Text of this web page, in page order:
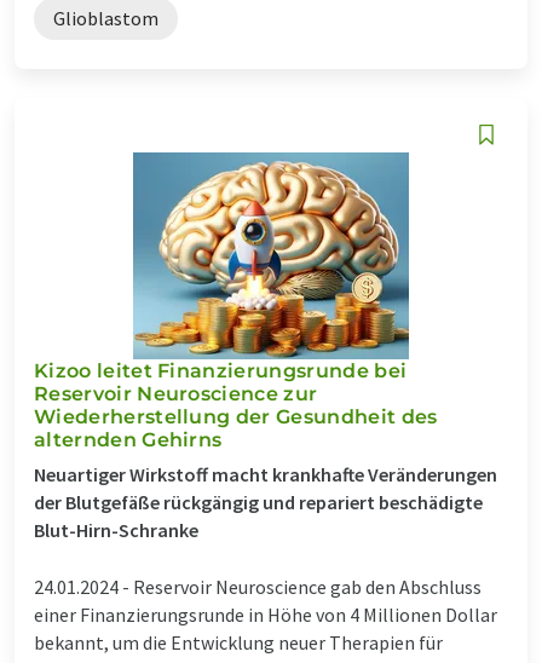
Glioblastom
Kizoo leitet Finanzierungsrunde bei
Reservoir Neuroscience zur
Wiederherstellung der Gesundheit des
alternden Gehirns
Neuartiger Wirkstoff macht krankhafte Veränderungen
der Blutgefäße rückgängig und repariert beschädigte
Blut-Hirn-Schranke
24.01.2024 - Reservoir Neuroscience gab den Abschluss
einer Finanzierungsrunde in Höhe von 4 Millionen Dollar
bekannt, um die Entwicklung neuer Therapien für